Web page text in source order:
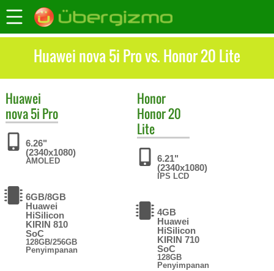
Huawei nova 5i Pro vs. Honor 20 Lite
Huawei
nova 5i Pro
6.26"
(2340x1080)
AMOLED
6GB/8GB
Huawei
HiSilicon
KIRIN 810
SoC
128GB/256GB
Penyimpanan
Honor
Honor 20
Lite
6.21"
(2340x1080)
IPS LCD
4GB
Huawei
HiSilicon
KIRIN 710
SoC
128GB
Penyimpanan